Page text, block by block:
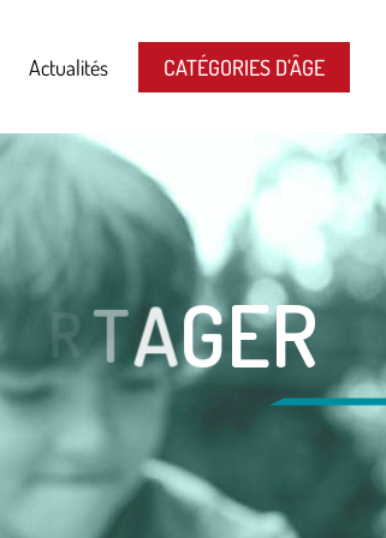
Actualités CATÉGORIES D’ÂGE